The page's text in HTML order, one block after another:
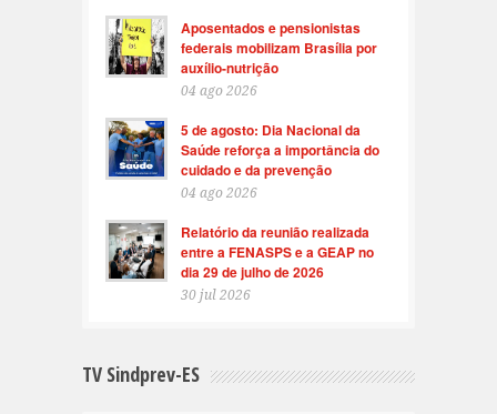
Aposentados e pensionistas
federais mobilizam Brasília por
auxílio-nutrição
04 ago 2026
5 de agosto: Dia Nacional da
Saúde reforça a importância do
cuidado e da prevenção
04 ago 2026
Relatório da reunião realizada
entre a FENASPS e a GEAP no
dia 29 de julho de 2026
30 jul 2026
TV Sindprev-ES